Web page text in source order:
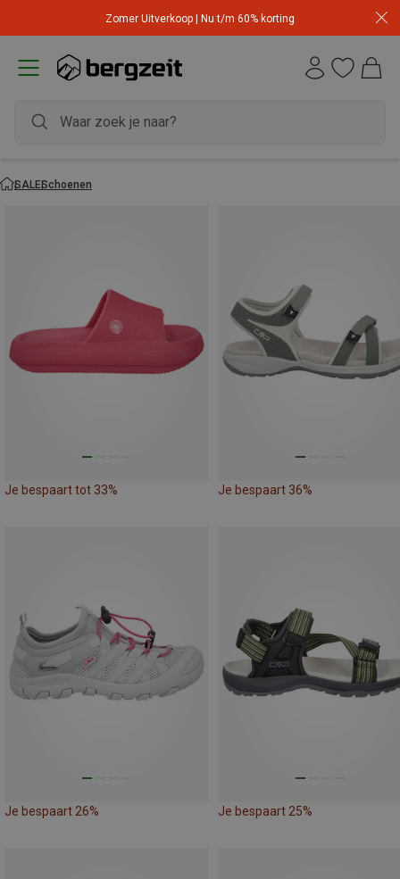
Zomer Uitverkoop | Nu t/m 60% korting
SALESchoenen
Je bespaart tot 33% Je bespaart 36%
Je bespaart 26% Je bespaart 25%